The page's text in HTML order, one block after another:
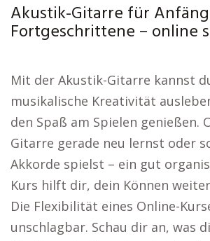
Akustik-Gitarre für
Fortgeschrittene – online
Mit der Akustik-Gitarre kannst
musikalische Kreativität
den Spaß am Spielen genießen.
Gitarre gerade neu lernst oder
Akkorde spielst – ein gut
Kurs hilft dir, dein Können
Die Flexibilität eines Online-
unschlagbar. Schau dir an, was